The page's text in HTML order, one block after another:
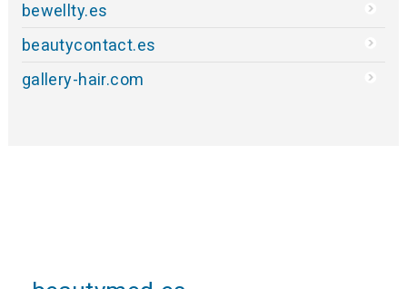
bewellty.es
beautycontact.es
gallery-hair.com